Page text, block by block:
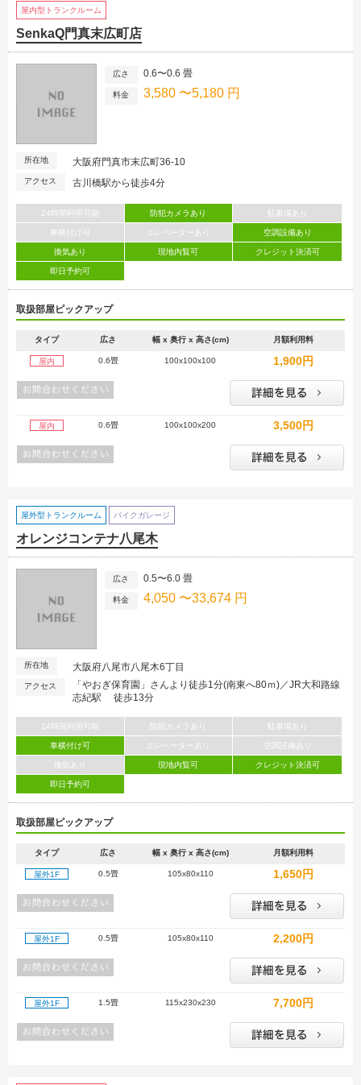
屋内型トランクルーム
SenkaQ門真末広町店
広さ 0.6〜0.6 畳
料金 3,580 〜5,180 円
所在地 大阪府門真市末広町36-10
アクセス 古川橋駅から徒歩4分
24時間利用可能 防犯カメラあり 駐車場あり
車横付け可 エレベーターあり 空調設備あり
換気あり 現地内覧可 クレジット決済可
即日予約可
取扱部屋ピックアップ
タイプ 広さ 幅 x 奥行 x 高さ(cm) 月額利用料
屋内 0.6畳 100x100x100 1,900円
屋内 0.6畳 100x100x200 3,500円
屋外型トランクルーム バイクガレージ
オレンジコンテナ八尾木
広さ 0.5〜6.0 畳
料金 4,050 〜33,674 円
所在地 大阪府八尾市八尾木6丁目
アクセス
「やおぎ保育園」さんより徒歩1分(南東へ80ｍ)／JR大和路線
志紀駅 徒歩13分
24時間利用可能 防犯カメラあり 駐車場あり
車横付け可 エレベーターあり 空調設備あり
換気あり 現地内覧可 クレジット決済可
即日予約可
取扱部屋ピックアップ
タイプ 広さ 幅 x 奥行 x 高さ(cm) 月額利用料
屋外1F 0.5畳 105x80x110 1,650円
屋外1F 0.5畳 105x80x110 2,200円
屋外1F 1.5畳 115x230x230 7,700円